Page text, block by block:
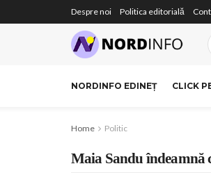
Despre noi Politica editorială
NORDINFO EDINEȚ CLICK
Home Politic
Maia Sandu îndeamnă